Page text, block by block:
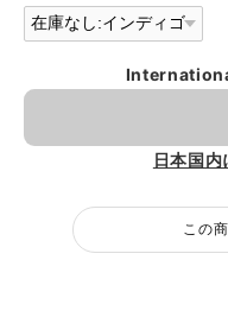
日本国
この